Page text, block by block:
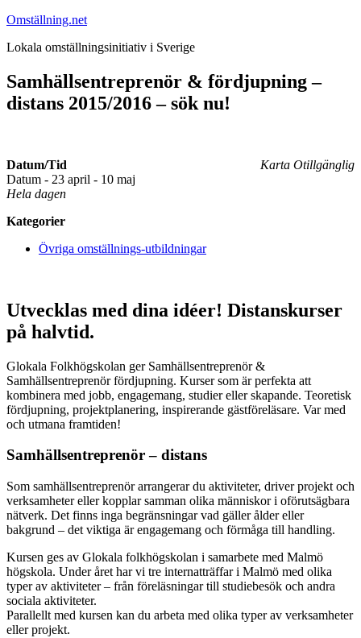
Hoppa
innehåll
Omställning.net
Lokala omställningsinitiativ i Sverige
Samhällsentreprenör & fördjupning –
distans 2015/2016 – sök nu!
Karta Otillgänglig
Datum/Tid
Datum - 23 april - 10 maj
Hela dagen
Kategorier
Övriga omställnings-utbildningar
Utvecklas med dina idéer! Distanskurser
på halvtid.
Glokala Folkhögskolan ger Samhällsentreprenör &
Samhällsentreprenör fördjupning. Kurser som är perfekta att
kombinera med jobb, engagemang, studier eller skapande. Teoretisk
fördjupning, projektplanering, inspirerande gästföreläsare. Var med
och utmana framtiden!
Samhällsentreprenör – distans
Som samhällsentreprenör arrangerar du aktiviteter, driver projekt och
verksamheter eller kopplar samman olika människor i oförutsägbara
nätverk. Det finns inga begränsningar vad gäller ålder eller
bakgrund – det viktiga är engagemang och förmåga till handling.
Kursen ges av Glokala folkhögskolan i samarbete med Malmö
högskola. Under året har vi tre internatträffar i Malmö med olika
typer av aktiviteter – från föreläsningar till studiebesök och andra
sociala aktiviteter.
Parallellt med kursen kan du arbeta med olika typer av verksamheter
eller projekt.